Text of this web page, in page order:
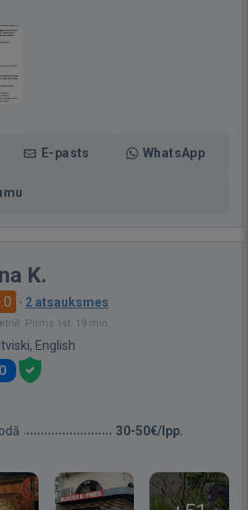
E-pasts WhatsApp
K.
· 2 atsauksmes
Pirms 1st. 19 min.
English
30-50€/lpp.